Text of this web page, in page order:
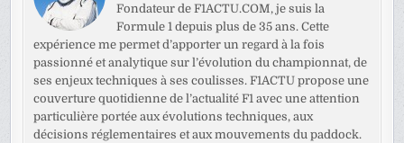
Fondateur de F1ACTU.COM, je suis la
Formule 1 depuis plus de 35 ans. Cette
expérience me permet d’apporter un regard à la fois
passionné et analytique sur l’évolution du championnat, de
ses enjeux techniques à ses coulisses. F1ACTU propose une
couverture quotidienne de l’actualité F1 avec une attention
particulière portée aux évolutions techniques, aux
décisions réglementaires et aux mouvements du paddock.